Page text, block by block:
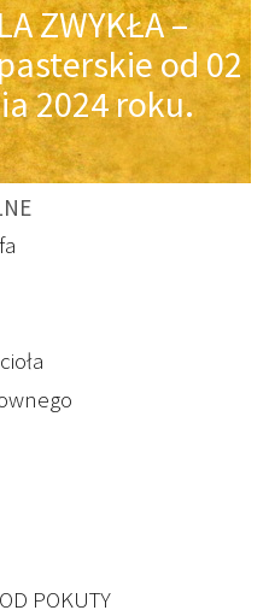
ZWYKŁA –
od 02
2024 roku.
POKUTY